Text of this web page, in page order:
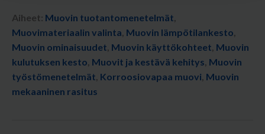
Aiheet: Muovin tuotantomenetelmät,
Muovimateriaalin valinta, Muovin lämpötilankesto,
Muovin ominaisuudet, Muovin käyttökohteet, Muovin
kulutuksen kesto, Muovit ja kestävä kehitys, Muovin
työstömenetelmät, Korroosiovapaa muovi, Muovin
mekaaninen rasitus